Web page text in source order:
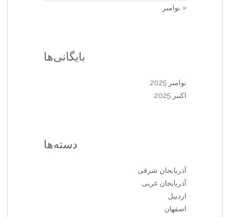
« نوامبر
بایگانی‌ها
نوامبر 2025
اکتبر 2025
دسته‌ها
آذربایجان شرقی
آذربایجان غربی
اردبیل
اصفهان